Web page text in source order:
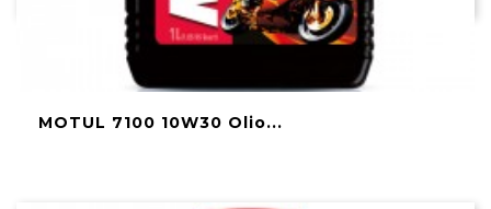
MOTUL 7100 10W30 Olio...